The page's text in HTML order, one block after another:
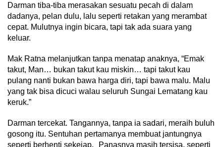
Darman tiba-tiba merasakan sesuatu pecah di dalam
dadanya, pelan dulu, lalu seperti retakan yang merambat
cepat. Mulutnya ingin bicara, tapi tak ada suara yang
keluar.
Mak Ratna melanjutkan tanpa menatap anaknya, “Emak
takut, Man… bukan takut kau miskin… tapi takut kau
pulang nanti bukan bawa harga diri, tapi bawa malu. Malu
yang tak bisa dicuci walau seluruh Sungai Lematang kau
keruk.”
Darman tercekat. Tangannya, tanpa ia sadari, meraih buluh
gosong itu. Sentuhan pertamanya membuat jantungnya
seperti berhenti sekejap. Panasnya masih tersisa, seperti